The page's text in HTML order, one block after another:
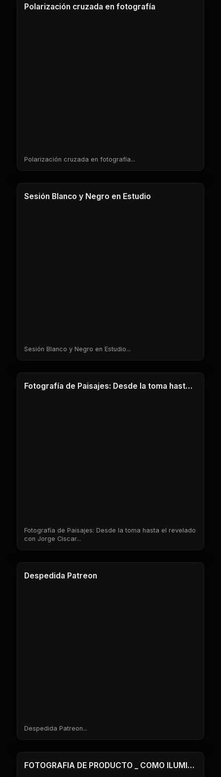
Polarización cruzada en fotografía
Polarización cruzada en fotografía...
1 Clases
Sesión Blanco y Negro en Estudio
Sesión Blanco y Negro en Estudio...
1 Clases
Fotografía de Paisajes: Desde la toma hasta el revelado con Jorge Ciscar
Fotografía de Paisajes: Desde la toma hasta el revelado
con Jorge Ciscar...
1 Clases
Despedida Patreon
Despedida Patreon...
1 Clases
FOTOGRAFIA DE PRODUCTO _ COMO ILUMINAR SUPERFICIES MATES Y BRILLANTES